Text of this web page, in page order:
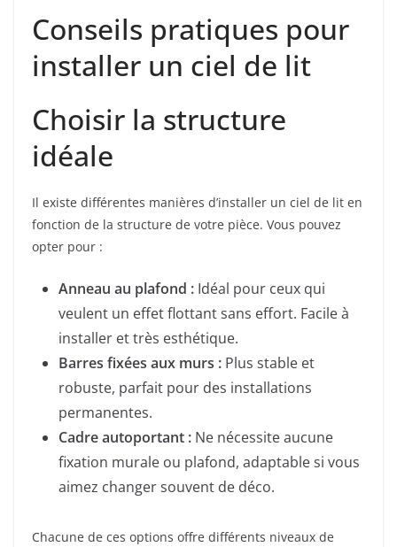
Conseils pratiques pour
installer un ciel de lit
Choisir la structure
idéale
Il existe différentes manières d’installer un ciel de lit en
fonction de la structure de votre pièce. Vous pouvez
opter pour :
Anneau au plafond : Idéal pour ceux qui
veulent un effet flottant sans effort. Facile à
installer et très esthétique.
Barres fixées aux murs : Plus stable et
robuste, parfait pour des installations
permanentes.
Cadre autoportant : Ne nécessite aucune
fixation murale ou plafond, adaptable si vous
aimez changer souvent de déco.
Chacune de ces options offre différents niveaux de